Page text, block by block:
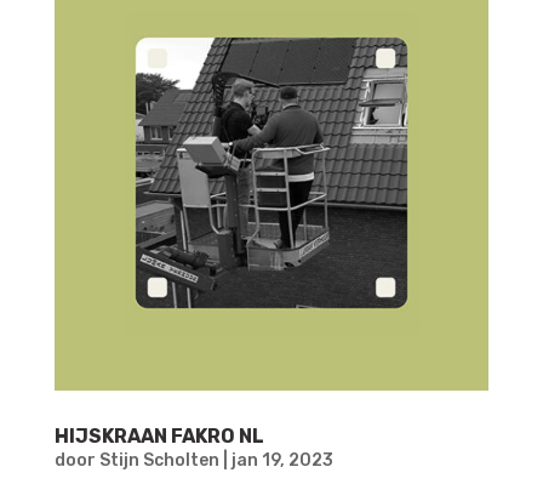
HIJSKRAAN FAKRO NL
door Stijn Scholten jan 19, 2023